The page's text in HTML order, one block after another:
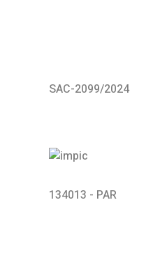
SAC-2099/2024
134013 - PAR